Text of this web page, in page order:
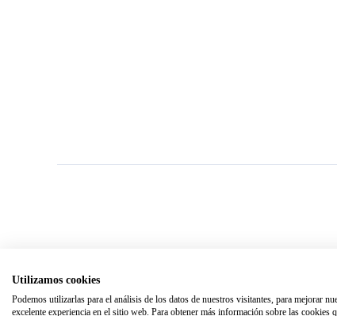
Utilizamos cookies
Podemos utilizarlas para el análisis de los datos de nuestros visitantes, para mejorar
excelente experiencia en el sitio web. Para obtener más información sobre las cookies